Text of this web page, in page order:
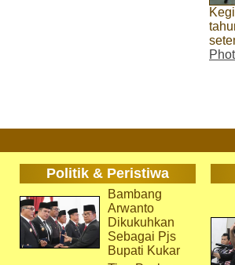
Politik & Peristiwa
Bambang
Arwanto
Dikukuhkan
Sebagai Pjs
Bupati Kukar